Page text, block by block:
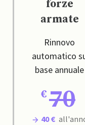
forze
armate
Rinnovo
automatico
base annuale
70
40 €